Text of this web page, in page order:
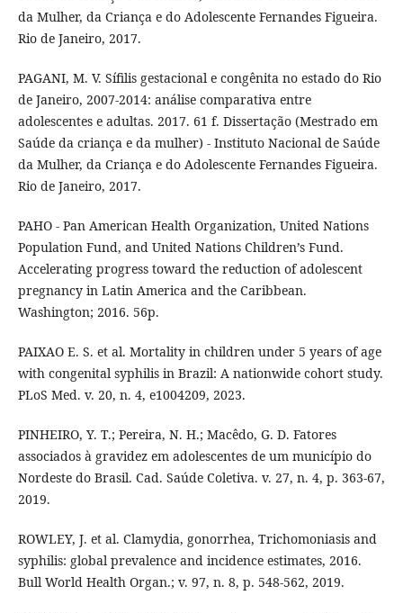
da Mulher, da Criança e do Adolescente Fernandes Figueira.
Rio de Janeiro, 2017.
PAGANI, M. V. Sífilis gestacional e congênita no estado do Rio
de Janeiro, 2007-2014: análise comparativa entre
adolescentes e adultas. 2017. 61 f. Dissertação (Mestrado em
Saúde da criança e da mulher) - Instituto Nacional de Saúde
da Mulher, da Criança e do Adolescente Fernandes Figueira.
Rio de Janeiro, 2017.
PAHO - Pan American Health Organization, United Nations
Population Fund, and United Nations Children’s Fund.
Accelerating progress toward the reduction of adolescent
pregnancy in Latin America and the Caribbean.
Washington; 2016. 56p.
PAIXAO E. S. et al. Mortality in children under 5 years of age
with congenital syphilis in Brazil: A nationwide cohort study.
PLoS Med. v. 20, n. 4, e1004209, 2023.
PINHEIRO, Y. T.; Pereira, N. H.; Macêdo, G. D. Fatores
associados à gravidez em adolescentes de um município do
Nordeste do Brasil. Cad. Saúde Coletiva. v. 27, n. 4, p. 363-67,
2019.
ROWLEY, J. et al. Clamydia, gonorrhea, Trichomoniasis and
syphilis: global prevalence and incidence estimates, 2016.
Bull World Health Organ.; v. 97, n. 8, p. 548-562, 2019.